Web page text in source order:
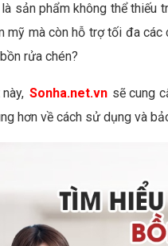
sản phẩm không thể thiếu
mỹ mà còn hỗ trợ tối đa
rửa chén?
Sonha.net.vn sẽ cung
hơn về cách sử dụng và